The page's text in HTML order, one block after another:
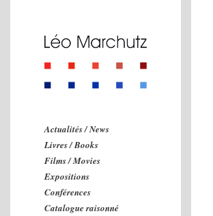
Actualités / News
Livres / Books
Films / Movies
Expositions
Conférences
Catalogue raisonné